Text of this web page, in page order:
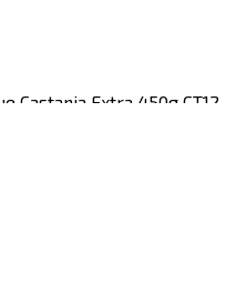
Castania Extra 450g CT12